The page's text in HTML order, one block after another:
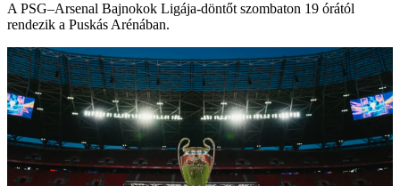
A PSG–Arsenal Bajnokok Ligája-döntőt szombaton 19 órától
rendezik a Puskás Arénában.